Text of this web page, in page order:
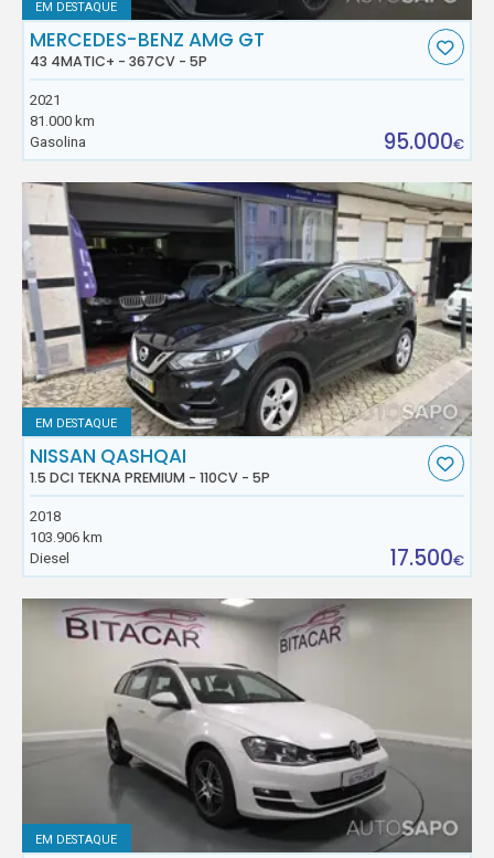
EM DESTAQUE
MERCEDES-BENZ AMG GT
43 4MATIC+ - 367CV - 5P
2021
81.000 km
Gasolina
95.000€
EM DESTAQUE
NISSAN QASHQAI
1.5 DCI TEKNA PREMIUM - 110CV - 5P
2018
103.906 km
Diesel
17.500€
EM DESTAQUE